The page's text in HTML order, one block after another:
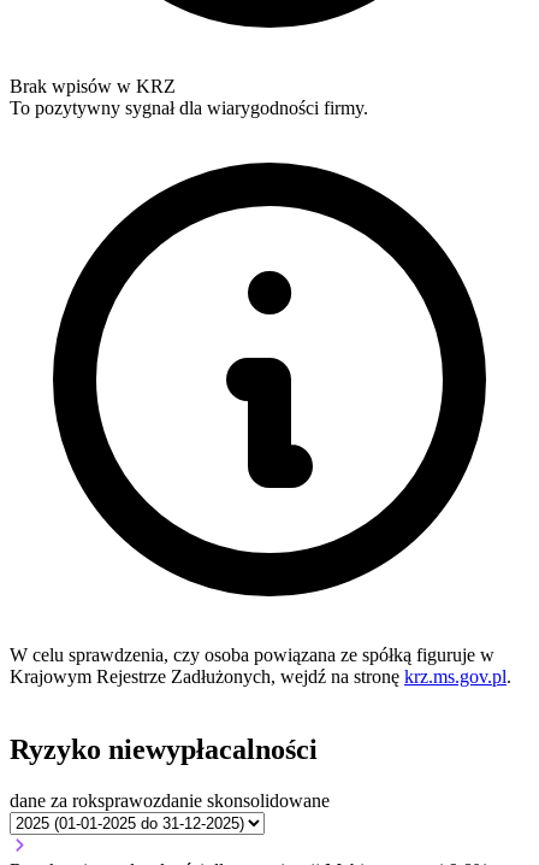
Brak wpisów w KRZ
To pozytywny sygnał dla wiarygodności firmy.
W celu sprawdzenia, czy osoba powiązana ze spółką figuruje w
Krajowym Rejestrze Zadłużonych, wejdź na stronę krz.ms.gov.pl.
Ryzyko niewypłacalności
dane za roksprawozdanie skonsolidowane